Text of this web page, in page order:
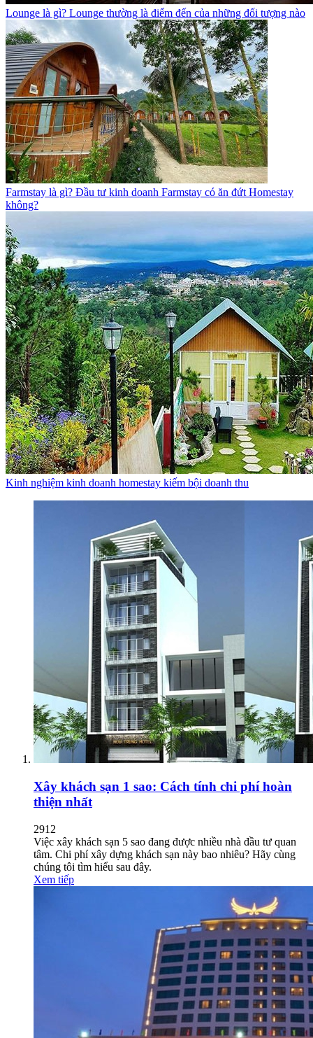
Lounge là gì? Lounge thường là điểm đến của những đối tượng nào
Farmstay là gì? Đầu tư kinh doanh Farmstay có ăn đứt Homestay
không?
Kinh nghiệm kinh doanh homestay kiếm bội doanh thu
Xây khách sạn 1 sao: Cách tính chi phí hoàn
thiện nhất
2912
Việc xây khách sạn 5 sao đang được nhiều nhà đầu tư quan
tâm. Chi phí xây dựng khách sạn này bao nhiêu? Hãy cùng
chúng tôi tìm hiểu sau đây.
Xem tiếp